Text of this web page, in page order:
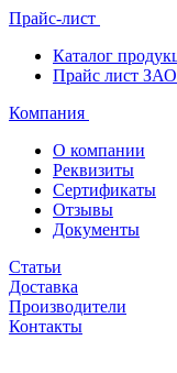
Прайс-лист
Каталог
Прайс лист
Компания
О компании
Реквизиты
Сертификаты
Отзывы
Документы
Статьи
Доставка
Производители
Контакты